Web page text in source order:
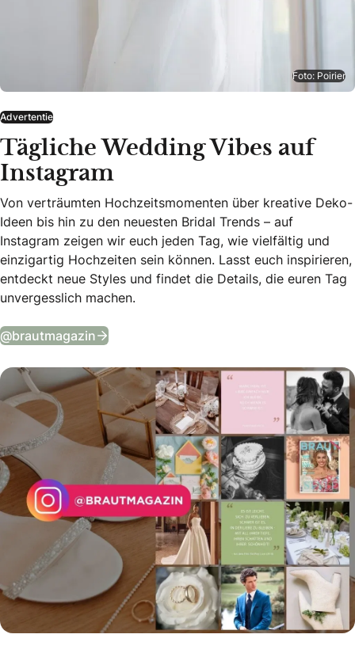
Foto: Poirier
Advertentie
Tägliche Wedding Vibes auf
Instagram
Von verträumten Hochzeitsmomenten über kreative Deko-
Ideen bis hin zu den neuesten Bridal Trends – auf
Instagram zeigen wir euch jeden Tag, wie vielfältig und
einzigartig Hochzeiten sein können. Lasst euch inspirieren,
entdeckt neue Styles und findet die Details, die euren Tag
unvergesslich machen.
@brautmagazin Tägliche Wedding Vibes auf Instagram